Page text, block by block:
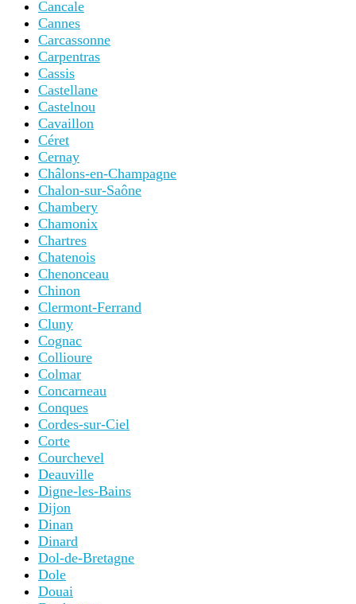
Cancale
Cannes
Carcassonne
Carpentras
Cassis
Castellane
Castelnou
Cavaillon
Céret
Cernay
Châlons-en-Champagne
Chalon-sur-Saône
Chambery
Chamonix
Chartres
Chatenois
Chenonceau
Chinon
Clermont-Ferrand
Cluny
Cognac
Collioure
Colmar
Concarneau
Conques
Cordes-sur-Ciel
Corte
Courchevel
Deauville
Digne-les-Bains
Dijon
Dinan
Dinard
Dol-de-Bretagne
Dole
Douai